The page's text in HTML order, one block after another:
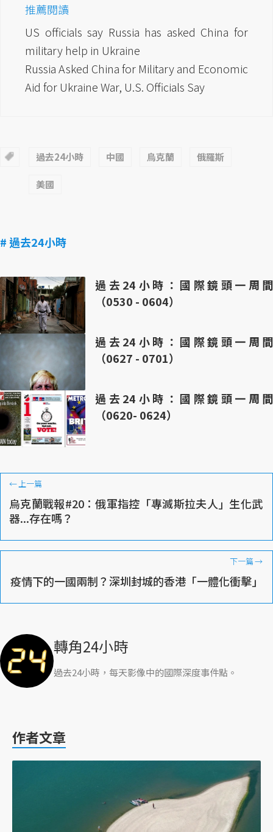
推薦閱讀
US officials say Russia has asked China for
military help in Ukraine
Russia Asked China for Military and Economic
Aid for Ukraine War, U.S. Officials Say
過去24小時 中國 烏克蘭 俄羅斯
美國
# 過去24小時
過去24小時：國際鏡頭一周間
（0530 - 0604）
過去24小時：國際鏡頭一周間
（0627 - 0701）
過去24小時：國際鏡頭一周間
（0620- 0624）
←上一篇
烏克蘭戰報#20：俄軍指控「專滅斯拉夫人」生化武
器...存在嗎？
下一篇→
疫情下的一國兩制？深圳封城的香港「一體化衝擊」
轉角24小時
過去24小時，每天影像中的國際深度事件點。
作者文章